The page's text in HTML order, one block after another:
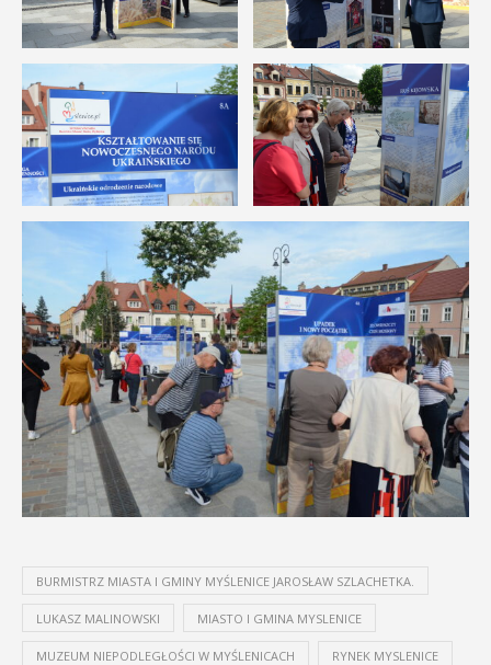
BURMISTRZ MIASTA I GMINY MYŚLENICE JAROSŁAW SZLACHETKA.
LUKASZ MALINOWSKI MIASTO I GMINA MYSLENICE
MUZEUM NIEPODLEGŁOŚCI W MYŚLENICACH RYNEK MYSLENICE